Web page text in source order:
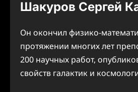
Шакуров Сергей
Он окончил физико-
протяжении многих лет
200 научных работ,
свойств галактик и